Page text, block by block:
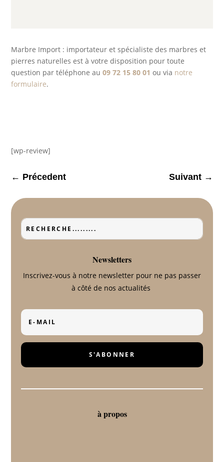
Marbre Import : importateur et spécialiste des marbres et
pierres naturelles est à votre disposition pour toute
question par téléphone au09 72 15 80 01 ou via notre
formulaire.
[wp-review]
← Précedent Suivant →
Newsletters
Inscrivez-vous à notre newsletter pour ne pas passer
à côté de nos actualités
S'ABONNER
à propos